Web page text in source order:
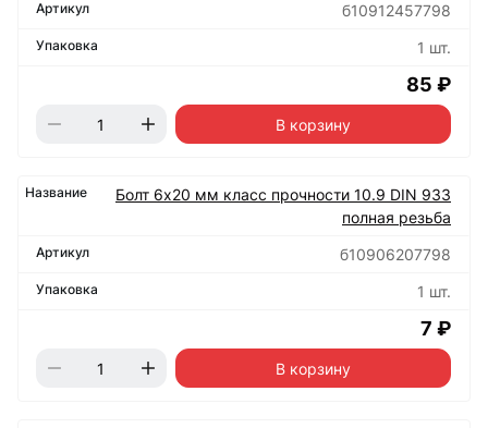
б10912457798
1 шт.
85 ₽
В корзину
Болт 6х20 мм класс прочности 10.9 DIN 933
полная резьба
б10906207798
1 шт.
7 ₽
В корзину